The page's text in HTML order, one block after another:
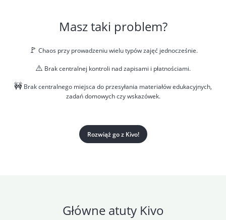
Masz taki problem?
🚩 Chaos przy prowadzeniu wielu typów zajęć jednocześnie.
⚠️ Brak centralnej kontroli nad zapisami i płatnościami.
🚧 Brak centralnego miejsca do przesyłania materiałów edukacyjnych,
zadań domowych czy wskazówek.
Rozwiąż go z Kivo!
Główne atuty Kivo